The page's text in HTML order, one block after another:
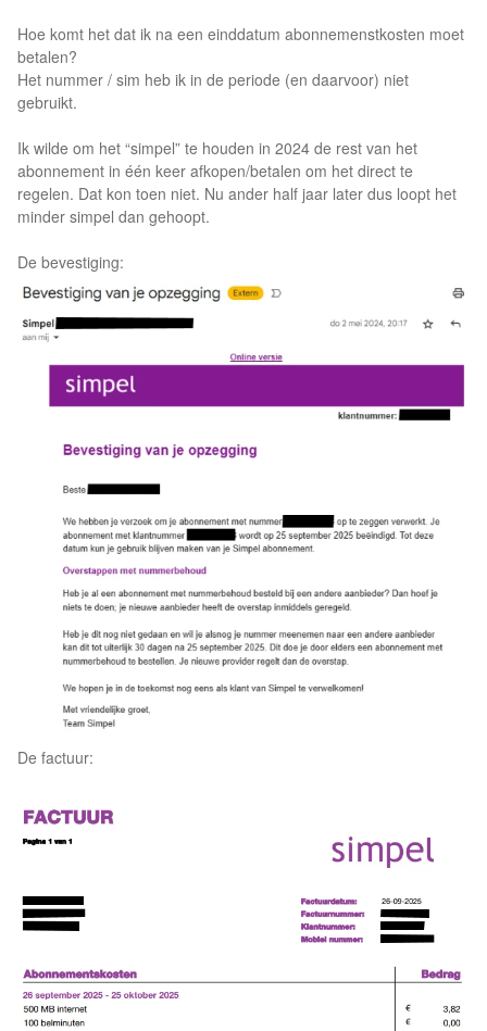
Hoe komt het dat ik na een einddatum abonnemenstkosten moet
betalen?
Het nummer / sim heb ik in de periode (en daarvoor) niet
gebruikt.
Ik wilde om het “simpel” te houden in 2024 de rest van het
abonnement in één keer afkopen/betalen om het direct te
regelen. Dat kon toen niet. Nu ander half jaar later dus loopt het
minder simpel dan gehoopt.
De bevestiging:
De factuur: